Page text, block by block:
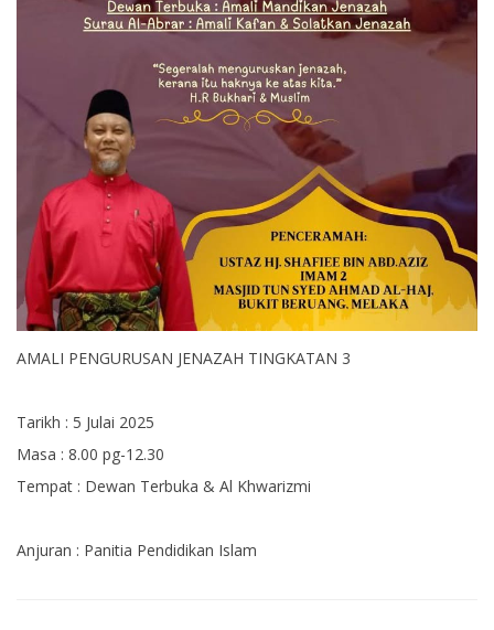
AMALI PENGURUSAN JENAZAH TINGKATAN 3
Tarikh : 5 Julai 2025
Masa : 8.00 pg-12.30
Tempat : Dewan Terbuka & Al Khwarizmi
Anjuran : Panitia Pendidikan Islam